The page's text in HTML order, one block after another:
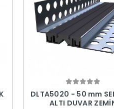
DLTA5020 - 50 mm
ALTI DUVAR